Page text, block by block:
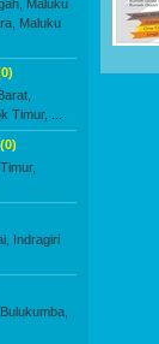
Maluku
Maluku
Timur,
(0)
Indragiri
Bulukumba,